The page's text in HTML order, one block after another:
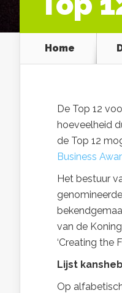
Home
De Top 12
hoeveelheid
de Top 12
Business
Het bestuur
van de
‘Creating the
Lijst
Op